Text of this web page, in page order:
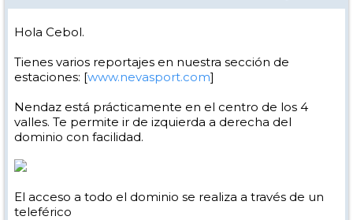
Hola Cebol.
Tienes varios reportajes en nuestra sección de
estaciones: [www.nevasport.com]
Nendaz está prácticamente en el centro de los 4
valles. Te permite ir de izquierda a derecha del
dominio con facilidad.
El acceso a todo el dominio se realiza a través de un
teleférico